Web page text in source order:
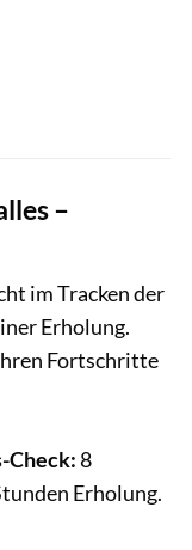
–
im Tracken der
Erholung.
Fortschritte
Check:8
Erholung.